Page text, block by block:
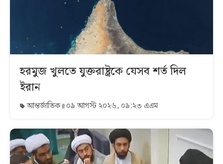
হরমুজ খুলতে যুক্তরাষ্ট্রকে যেসব শর্ত দিল
ইরান
আন্তর্জাতিক ০৯ আগস্ট ২০২৬, ০৯:২৩ এএম